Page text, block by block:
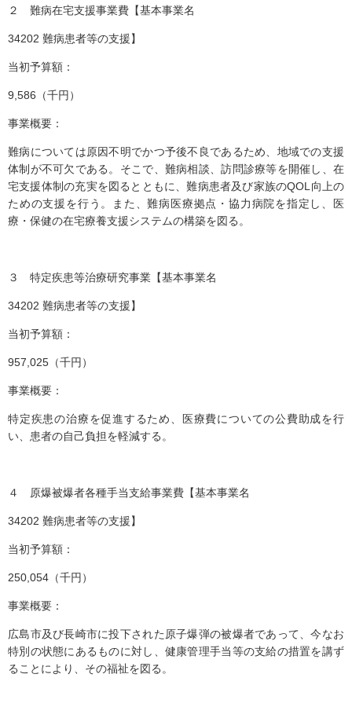
２ 難病在宅支援事業費【基本事業名
34202 難病患者等の支援】
当初予算額：
9,586（千円）
事業概要：
難病については原因不明でかつ予後不良であるため、地域での支援
体制が不可欠である。そこで、難病相談、訪問診療等を開催し、在
宅支援体制の充実を図るとともに、難病患者及び家族のQOL向上の
ための支援を行う。また、難病医療拠点・協力病院を指定し、医
療・保健の在宅療養支援システムの構築を図る。
３ 特定疾患等治療研究事業【基本事業名
34202 難病患者等の支援】
当初予算額：
957,025（千円）
事業概要：
特定疾患の治療を促進するため、医療費についての公費助成を行
い、患者の自己負担を軽減する。
４ 原爆被爆者各種手当支給事業費【基本事業名
34202 難病患者等の支援】
当初予算額：
250,054（千円）
事業概要：
広島市及び長崎市に投下された原子爆弾の被爆者であって、今なお
特別の状態にあるものに対し、健康管理手当等の支給の措置を講ず
ることにより、その福祉を図る。